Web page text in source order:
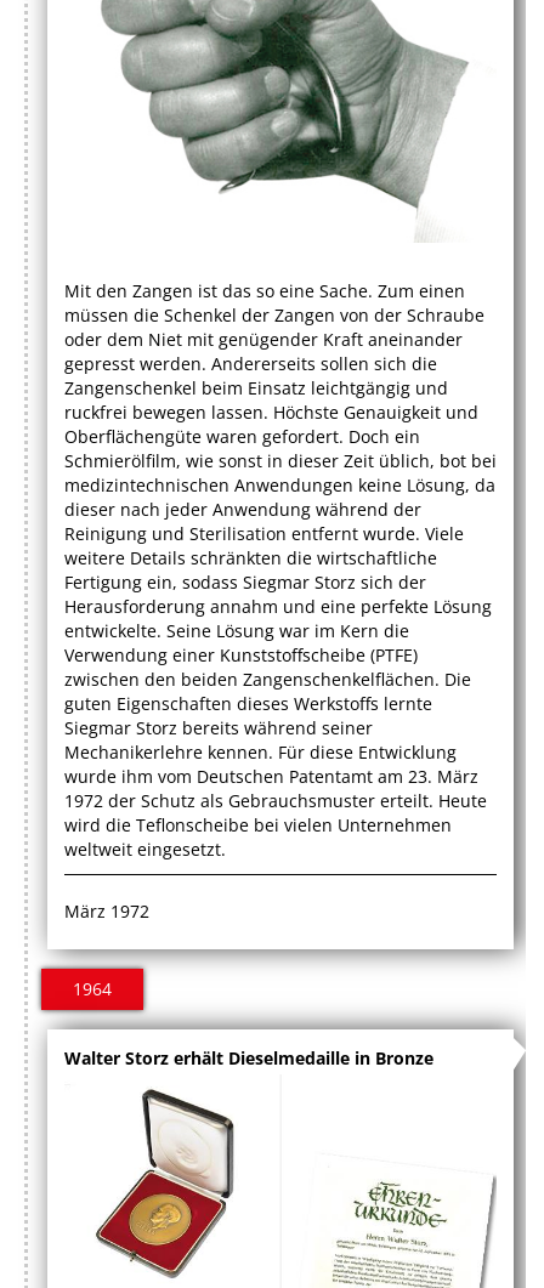
Mit den Zangen ist das so eine Sache. Zum einen
müssen die Schenkel der Zangen von der Schraube
oder dem Niet mit genügender Kraft aneinander
gepresst werden. Andererseits sollen sich die
Zangenschenkel beim Einsatz leichtgängig und
ruckfrei bewegen lassen. Höchste Genauigkeit und
Oberflächengüte waren gefordert. Doch ein
Schmierölfilm, wie sonst in dieser Zeit üblich, bot bei
medizintechnischen Anwendungen keine Lösung, da
dieser nach jeder Anwendung während der
Reinigung und Sterilisation entfernt wurde. Viele
weitere Details schränkten die wirtschaftliche
Fertigung ein, sodass Siegmar Storz sich der
Herausforderung annahm und eine perfekte Lösung
entwickelte. Seine Lösung war im Kern die
Verwendung einer Kunststoffscheibe (PTFE)
zwischen den beiden Zangenschenkelflächen. Die
guten Eigenschaften dieses Werkstoffs lernte
Siegmar Storz bereits während seiner
Mechanikerlehre kennen. Für diese Entwicklung
wurde ihm vom Deutschen Patentamt am 23. März
1972 der Schutz als Gebrauchsmuster erteilt. Heute
wird die Teflonscheibe bei vielen Unternehmen
weltweit eingesetzt.
März 1972
1964
Walter Storz erhält Dieselmedaille in Bronze